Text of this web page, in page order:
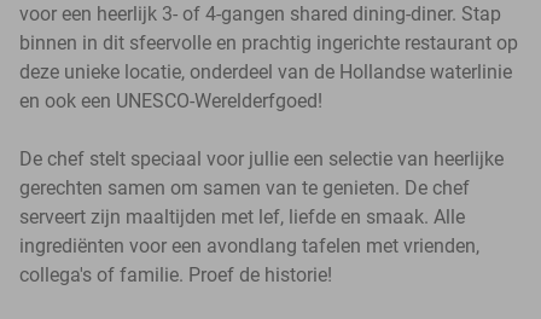
voor een heerlijk 3- of 4-gangen shared dining-diner. Stap
binnen in dit sfeervolle en prachtig ingerichte restaurant op
deze unieke locatie, onderdeel van de Hollandse waterlinie
en ook een UNESCO-Werelderfgoed!
De chef stelt speciaal voor jullie een selectie van heerlijke
gerechten samen om samen van te genieten. De chef
serveert zijn maaltijden met lef, liefde en smaak. Alle
ingrediënten voor een avondlang tafelen met vrienden,
collega's of familie. Proef de historie!